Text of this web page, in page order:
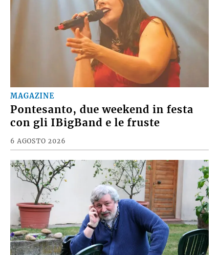
MAGAZINE
Pontesanto, due weekend in festa
con gli IBigBand e le fruste
6 AGOSTO 2026